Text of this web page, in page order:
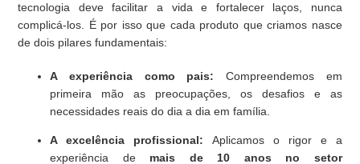
tecnologia deve facilitar a vida e fortalecer laços, nunca
complicá-los. É por isso que cada produto que criamos nasce
de dois pilares fundamentais:
A experiência como pais: Compreendemos em
primeira mão as preocupações, os desafios e as
necessidades reais do dia a dia em família.
A excelência profissional: Aplicamos o rigor e a
experiência de mais de 10 anos no setor